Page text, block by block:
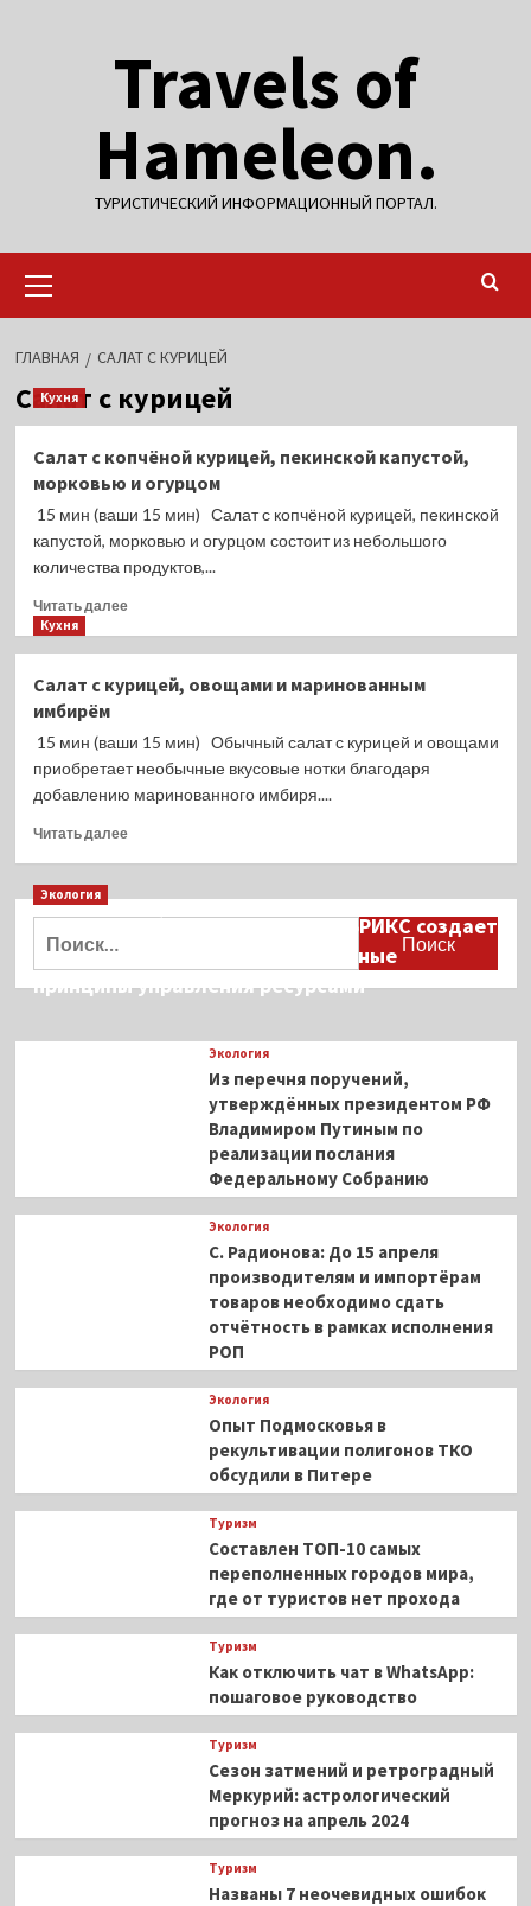
Travels of
Hameleon.
ТУРИСТИЧЕСКИЙ ИНФОРМАЦИОННЫЙ ПОРТАЛ.
меню
ГЛАВНАЯ САЛАТ С КУРИЦЕЙ
Салат с курицей
Кухня
Салат с копчёной курицей, пекинской капустой,
морковью и огурцом
15 мин (ваши 15 мин) Салат с копчёной курицей, пекинской
капустой, морковью и огурцом состоит из небольшого
количества продуктов,...
Читать далееПрочитать
с
курицей,
пекинской
морковью
и
Кухня
Салат с курицей, овощами и маринованным
имбирём
15 мин (ваши 15 мин) Обычный салат с курицей и овощами
приобретает необычные вкусовые нотки благодаря
добавлению маринованного имбиря....
Читать далееПрочитать
Салат
с
овощами
и
Экология
Дмитрий Кобылкин: площадка БРИКС создает
возможность сформировать единые
принципы управления ресурсами
Экология
Из перечня поручений,
утверждённых президентом РФ
Владимиром Путиным по
реализации послания
Федеральному Собранию
Экология
С. Радионова: До 15 апреля
производителям и импортёрам
товаров необходимо сдать
отчётность в рамках исполнения
РОП
Экология
Опыт Подмосковья в
рекультивации полигонов ТКО
обсудили в Питере
Туризм
Составлен ТОП-10 самых
переполненных городов мира,
где от туристов нет прохода
Туризм
Как отключить чат в WhatsApp:
пошаговое руководство
Туризм
Сезон затмений и ретроградный
Меркурий: астрологический
прогноз на апрель 2024
Туризм
Названы 7 неочевидных ошибок